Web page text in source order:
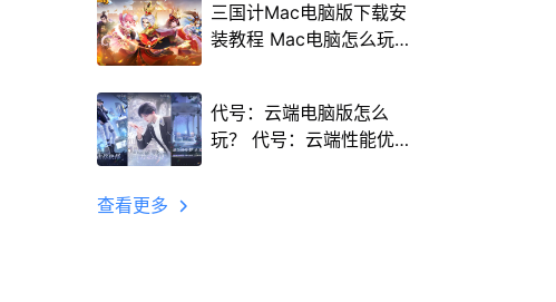
三国计Mac电脑版下载安
装教程 Mac电脑怎么玩
代号：云端电脑版怎么
玩？ 代号：云端性能优
查看更多